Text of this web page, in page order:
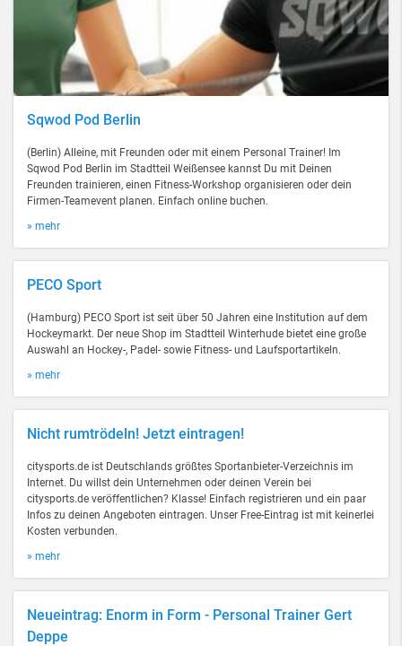
Sqwod Pod Berlin
(Berlin) Alleine, mit Freunden oder mit einem Personal Trainer! Im
Sqwod Pod Berlin im Stadtteil Weißensee kannst Du mit Deinen
Freunden trainieren, einen Fitness-Workshop organisieren oder dein
Firmen-Teamevent planen. Einfach online buchen.
» mehr
PECO Sport
(Hamburg) PECO Sport ist seit über 50 Jahren eine Institution auf dem
Hockeymarkt. Der neue Shop im Stadtteil Winterhude bietet eine große
Auswahl an Hockey-, Padel- sowie Fitness- und Laufsportartikeln.
» mehr
Nicht rumtrödeln! Jetzt eintragen!
citysports.de ist Deutschlands größtes Sportanbieter-Verzeichnis im
Internet. Du willst dein Unternehmen oder deinen Verein bei
citysports.de veröffentlichen? Klasse! Einfach registrieren und ein paar
Infos zu deinen Angeboten eintragen. Unser Free-Eintrag ist mit keinerlei
Kosten verbunden.
» mehr
Neueintrag: Enorm in Form - Personal Trainer Gert
Deppe